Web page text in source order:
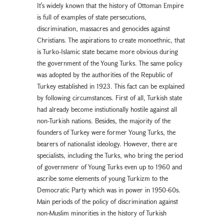
It՛s widely known that the history of Ottoman Empire
is full of examples of state persecutions,
discrimination, massacres and genocides against
Christians. The aspirations to create monoethnic, that
is Turko-Islamic state became more obvious during
the government of the Young Turks. The same policy
was adopted by the authorities of the Republic of
Turkey established in 1923. This fact can be explained
by following circumstances. First of all, Turkish state
had already become instiutionally hostile against all
non-Turkish nations. Besides, the majority of the
founders of Turkey were former Young Turks, the
bearers of nationalist ideology. However, there are
specialists, including the Turks, who bring the period
of governmenr of Young Turks even up to 1960 and
ascribe some elements of young Turkizm to the
Democratic Party which was in power in 1950-60s.
Main periods of the policy of discrimination against
non-Muslim minorities in the history of Turkish